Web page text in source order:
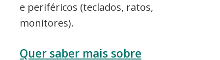
e periféricos (teclados, ratos,
monitores).
Quer saber mais sobre